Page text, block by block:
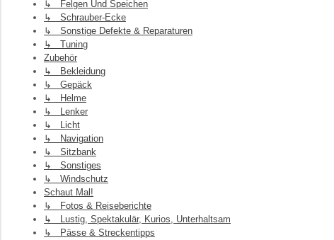
↳ Felgen Und Speichen
↳ Schrauber-Ecke
↳ Sonstige Defekte & Reparaturen
↳ Tuning
Zubehör
↳ Bekleidung
↳ Gepäck
↳ Helme
↳ Lenker
↳ Licht
↳ Navigation
↳ Sitzbank
↳ Sonstiges
↳ Windschutz
Schaut Mal!
↳ Fotos & Reiseberichte
↳ Lustig, Spektakulär, Kurios, Unterhaltsam
↳ Pässe & Streckentipps